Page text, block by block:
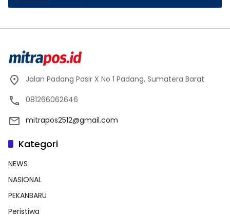
Jalan Padang Pasir X No 1 Padang, Sumatera Barat
081266062646
mitrapos2512@gmail.com
Kategori
NEWS
NASIONAL
PEKANBARU
Peristiwa